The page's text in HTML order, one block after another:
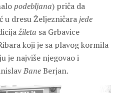
podebljana) priča da
u dresu Željezničarajede
žileta sa Grbavice
koji je sa plavog kormila
je najviše njegovao i
BaneBerjan.